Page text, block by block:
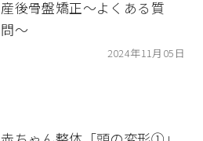
産後骨盤矯正〜よくある質
問〜
2024年11月05日